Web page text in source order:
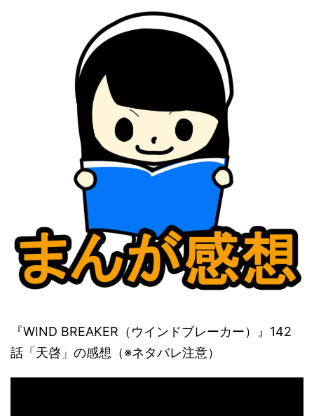
『WIND BREAKER（ウインドブレーカー）』142
話「天啓」の感想（※ネタバレ注意）